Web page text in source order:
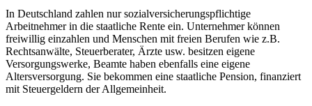
In Deutschland zahlen nur sozialversicherungspflichtige
Arbeitnehmer in die staatliche Rente ein. Unternehmer können
freiwillig einzahlen und Menschen mit freien Berufen wie z.B.
Rechtsanwälte, Steuerberater, Ärzte usw. besitzen eigene
Versorgungswerke, Beamte haben ebenfalls eine eigene
Altersversorgung. Sie bekommen eine staatliche Pension, finanziert
mit Steuergeldern der Allgemeinheit.